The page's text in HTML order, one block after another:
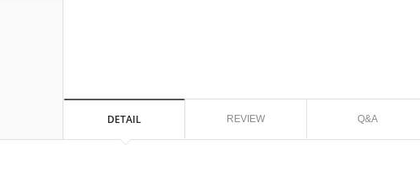
DETAIL REVIEW Q&A